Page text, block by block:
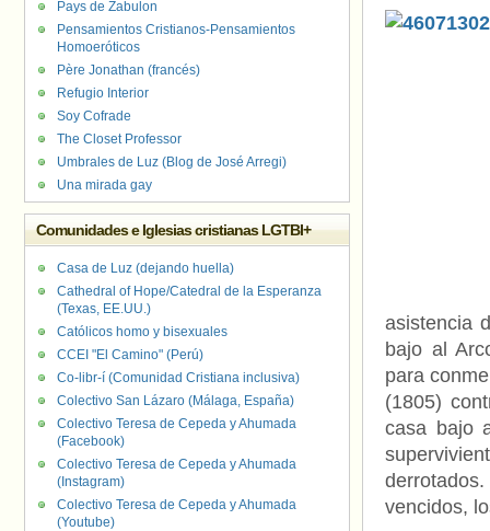
asistencia
bajo al
para
(1805)
casa bajo
vencidos,
Pays de Zabulon
Pensamientos Cristianos-Pensamientos
Homoeróticos
Père Jonathan (francés)
Refugio Interior
Soy Cofrade
The Closet Professor
Umbrales de Luz (Blog de José Arregi)
Una mirada gay
Comunidades e Iglesias cristianas LGTBI+
Casa de Luz (dejando huella)
Cathedral of Hope/Catedral de la Esperanza
(Texas, EE.UU.)
Católicos homo y bisexuales
CCEI "El Camino" (Perú)
Co-libr-í (Comunidad Cristiana inclusiva)
Colectivo San Lázaro (Málaga, España)
Colectivo Teresa de Cepeda y Ahumada
(Facebook)
Colectivo Teresa de Cepeda y Ahumada
(Instagram)
Colectivo Teresa de Cepeda y Ahumada
(Youtube)